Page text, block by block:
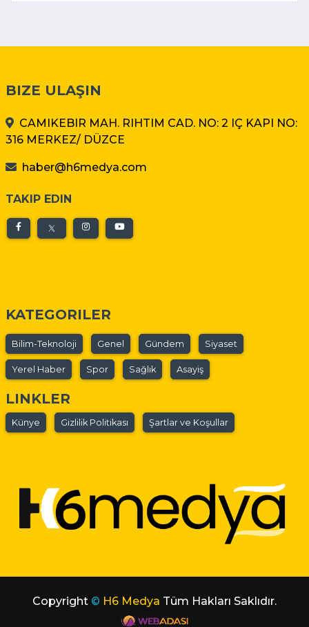
BIZE ULAŞIN
CAMIKEBIR MAH. RIHTIM CAD. NO: 2 IÇ KAPI NO:
316 MERKEZ/ DÜZCE
haber@h6medya.com
TAKIP EDIN
KATEGORILER
Bilim-Teknoloji Genel Gündem Siyaset
Yerel Haber Spor Sağlık Asayiş
LINKLER
Künye Gizlilik Politikası Şartlar ve Koşullar
Copyright © H6 Medya Tüm Hakları Saklıdır.